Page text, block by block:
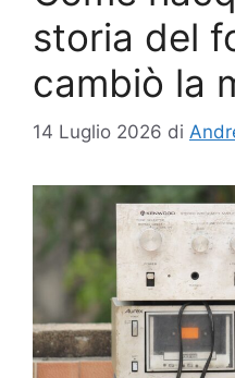
storia del
cambiò la
14 Luglio 2026 di